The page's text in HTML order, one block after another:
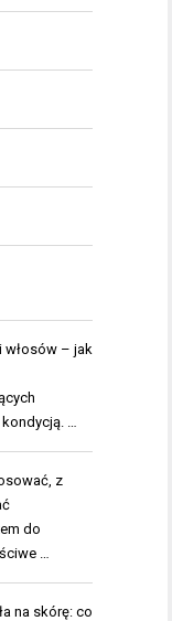
włosów – jak
…
z
do
…
na skórę: co